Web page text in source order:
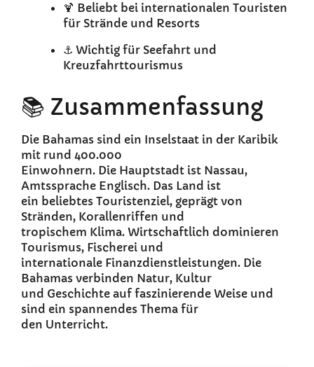
🍹 Beliebt bei internationalen Touristen
für Strände und Resorts
⚓ Wichtig für Seefahrt und
Kreuzfahrttourismus
📚 Zusammenfassung
Die Bahamas sind ein Inselstaat in der Karibik
mit rund 400.000
Einwohnern. Die Hauptstadt ist Nassau,
Amtssprache Englisch. Das Land ist
ein beliebtes Touristenziel, geprägt von
Stränden, Korallenriffen und
tropischem Klima. Wirtschaftlich dominieren
Tourismus, Fischerei und
internationale Finanzdienstleistungen. Die
Bahamas verbinden Natur, Kultur
und Geschichte auf faszinierende Weise und
sind ein spannendes Thema für
den Unterricht.